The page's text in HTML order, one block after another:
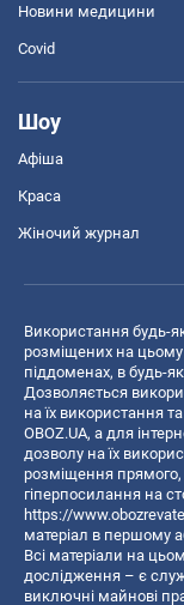
Новини медицини
Covid
Шоу
Афіша
Краса
Жіночий журнал
Використання будь-
розміщених на цьому
піддоменах, в будь-
Дозволяється
на їх використання
OBOZ.UA, а для
дозволу на їх
розміщення прямого,
гіперпосилання на
https://
матеріал в першому
Всі матеріали на
дослідження – є
виключні майнові